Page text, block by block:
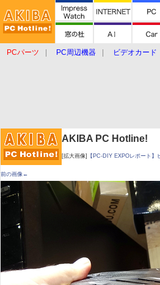
PCパーツ PC周辺機器
ビデオカード
AKIBA PC Hotline!
[拡大画像] 【PC-DIY EXPOレポート
前の画像←